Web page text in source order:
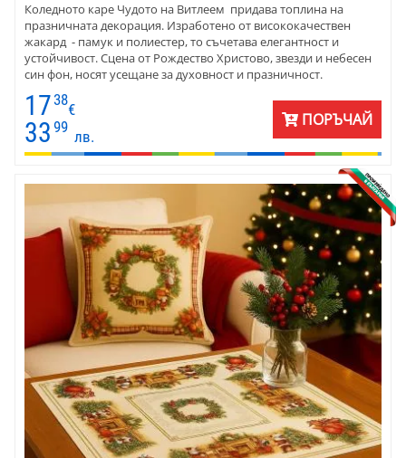
Коледното каре Чудото на Витлеем придава топлина на
празничната декорация. Изработено от висококачествен
жакард - памук и полиестер, то съчетава елегантност и
устойчивост. Сцена от Рождество Христово, звезди и небесен
син фон, носят усещане за духовност и празничност.
Подходящо е за холна или трапезна маса, за уютен семеен
дом, църковни празници или заведения с класическа
атмосфера. Размерът 90x90 см е подходящ както за централна
декорация, така и като стилен подарък, който оставя спомен.
17 38
€
33 99
лв.
ПОРЪЧАЙ